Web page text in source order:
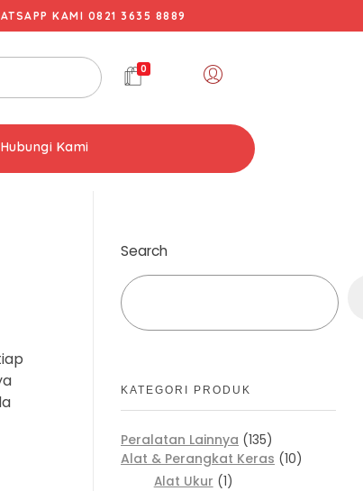
KAMI 0821 3635 8889
0
Hubungi Kami
Search
KATEGORI PRODUK
Peralatan Lainnya 135
Alat & Perangkat Keras 10
Alat Ukur
1